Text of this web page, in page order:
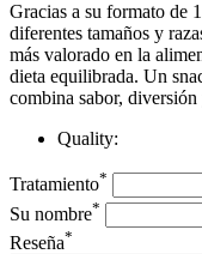
Gracias a su formato de
diferentes tamaños y
más valorado en la
dieta equilibrada. Un
combina sabor,
Quality:
Tratamiento*
Su nombre*
Reseña*